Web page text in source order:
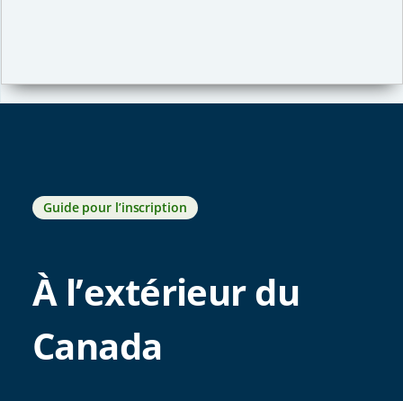
Guide pour l’inscription
À l’extérieur du
Canada